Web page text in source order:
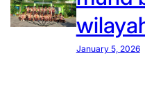
January 5, 2026